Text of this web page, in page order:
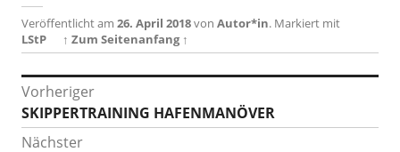
Veröffentlicht am 26. April 2018von Autor*in. Markiert mit
LStP
↑ Zum Seitenanfang ↑
Beitragsnavigation
Vorheriger
Vorheriger
Beitrag:
SKIPPERTRAINING HAFENMANÖVER
Nächster